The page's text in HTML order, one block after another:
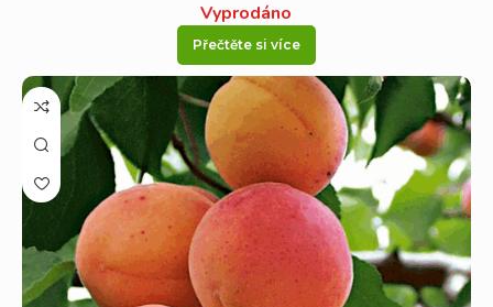
Vyprodáno
Přečtěte si více